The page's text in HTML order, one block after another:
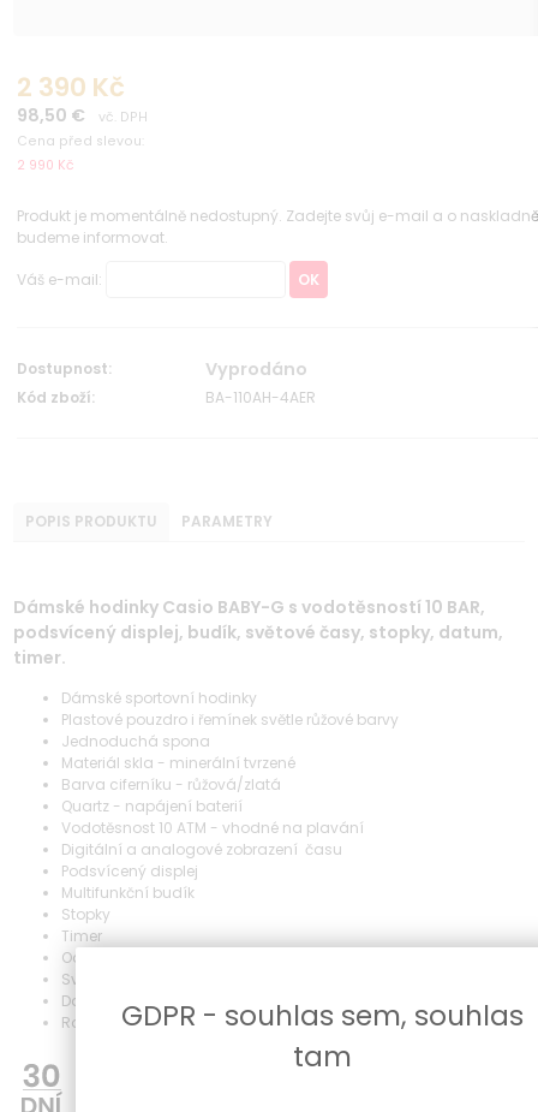
2 390 Kč
98,50 €
vč. DPH
Cena před slevou:
2 990 Kč
Produkt je momentálně nedostupný. Zadejte svůj e-mail a o
budeme informovat.
Váš e-mail: OK
Dostupnost: Vyprodáno
Kód zboží: BA-110AH-4AER
POPIS PRODUKTU PARAMETRY
Dámské hodinky Casio BABY-G s vodotěsností 10 BAR,
podsvícený displej, budík, světové časy, stopky, datum,
timer.
Dámské sportovní hodinky
Plastové pouzdro i řemínek světle růžové barvy
Jednoduchá spona
Materiál skla - minerální tvrzené
Barva ciferníku - růžová/zlatá
Quartz - napájení baterií
Vodotěsnost 10 ATM - vhodné na plavání
Digitální a analogové zobrazení času
Podsvícený displej
Multifunkční budík
Stopky
Timer
Odpočítávací stopky
Světové časy
Datum
Rozměr 43 x 16 mm
GDPR - souhlas sem, souhlas
tam